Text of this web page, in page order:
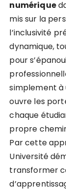
numérique
mis sur la
l’inclusivité
dynamique,
pour
simplement à
ouvre les
chaque
propre
Par cette
Université
transformer